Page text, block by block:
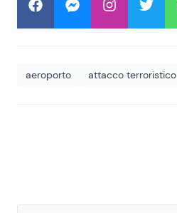
aeroporto attacco terroristico